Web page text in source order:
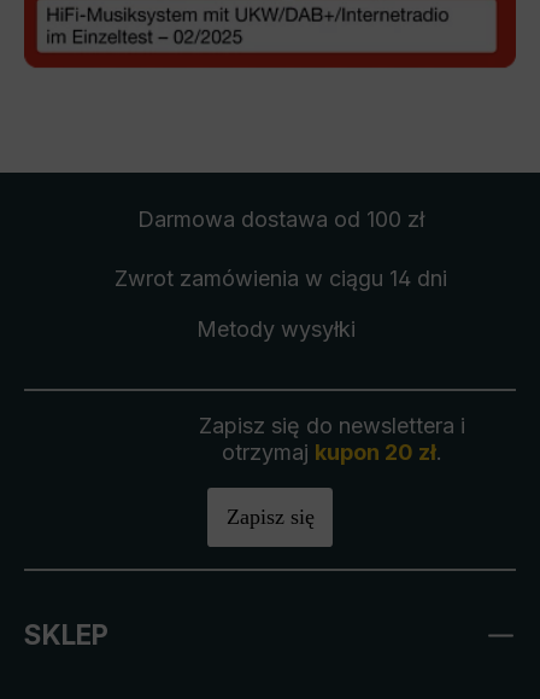
Darmowa dostawa od 100 zł
Zwrot zamówienia w ciągu 14 dni
Metody wysyłki
Zapisz się do newslettera i
otrzymaj kupon 20 zł.
Zapisz się
SKLEP